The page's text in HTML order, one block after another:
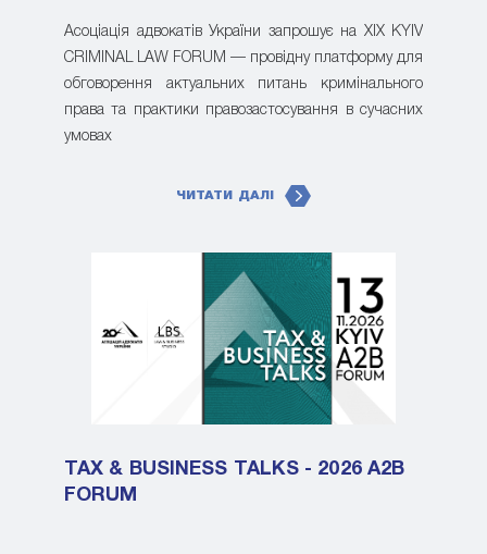
Асоціація адвокатів України запрошує на XIX KYIV
CRIMINAL LAW FORUM — провідну платформу для
обговорення актуальних питань кримінального
права та практики правозастосування в сучасних
умовах
ЧИТАТИ ДАЛІ
TAX & BUSINESS TALKS - 2026 A2B
FORUM